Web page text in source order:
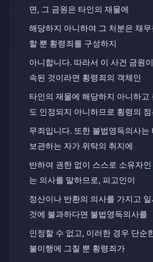
면, 그 금원은 타인의 재물에
해당하지 아니하여 그 처분은 채
할 뿐 횡령죄를 구성하지
아니합니다. 따라서 이 사건 금원
속된 것이라면 횡령죄의 객체인
타인의 재물에 해당하지 아니하고
도 인정되지 아니하므로 횡령의 점
무죄입니다. 또한 불법영득의사는
보관하는 자가 위탁의 취지에
반하여 권한 없이 스스로 소유자
는 의사를 말하므로, 피고인이
정산이나 반환의 의사를 가지고 일
것에 불과하다면 불법영득의사를
인정할 수 없고, 이러한 경우 단순
불이행에 그칠 뿐 횡령죄가